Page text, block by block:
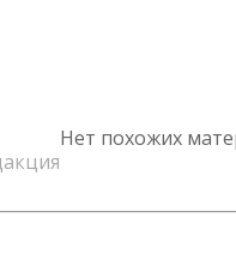
Нет похожих